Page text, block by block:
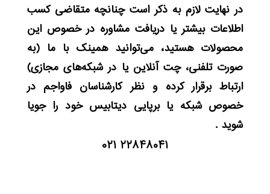
در نهایت لازم به ذکر است چنانچه متقاضی کسب
اطلاعات بیشتر یا دریافت مشاوره در خصوص این
محصولات هستید، می‌توانید همینک با ما (به
صورت تلفنی، چت آنلاین یا در شبکه‌های مجازی)
ارتباط برقرار کرده و نظر کارشناسان فاواجم در
خصوص شبکه یا برپایی دیتابیس خود را جویا
شوید .
۲۲۸۴۸۰۴۱ ۰۲۱